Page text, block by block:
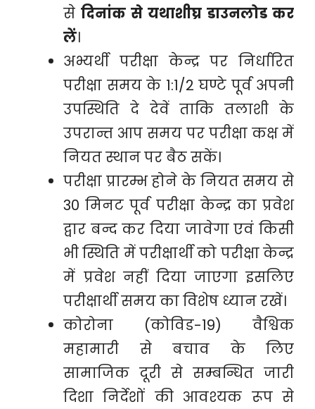
से दिनांक से यथाशीघ्र डाउनलोड कर
लें।
अभ्यर्थी परीक्षा केन्द्र पर निर्धारित
परीक्षा समय के 1:1/2 घण्टे पूर्व अपनी
उपस्थिति दे देवें ताकि तलाशी के
उपरान्त आप समय पर परीक्षा कक्ष में
नियत स्थान पर बैठ सकें।
परीक्षा प्रारम्भ होने के नियत समय से
30 मिनट पूर्व परीक्षा केन्द्र का प्रवेश
द्वार बन्द कर दिया जावेगा एवं किसी
भी स्थिति में परीक्षार्थी को परीक्षा केन्द्र
में प्रवेश नहीं दिया जाएगा इसलिए
परीक्षार्थी समय का विशेष ध्यान रखें।
कोरोना (कोविड-19) वैश्विक
महामारी से बचाव के लिए
सामाजिक दूरी से सम्बन्धित जारी
दिशा निर्देशों की आवश्यक रूप से